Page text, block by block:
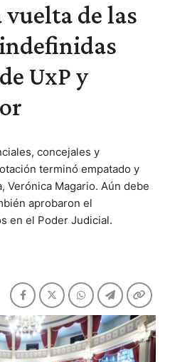
de las
UxP y
concejales y
terminó empatado y
Verónica Magario. Aún debe
aprobaron el
en el Poder Judicial.